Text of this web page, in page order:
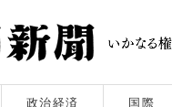
政治経済 国際